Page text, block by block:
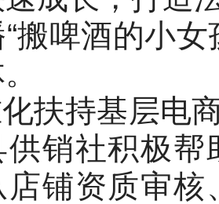
搬啤酒的小
扶持基层电
供销社积极
店铺资质审